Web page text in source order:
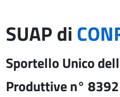
SUAP di
Sportello Unico
Produttive n° 8392